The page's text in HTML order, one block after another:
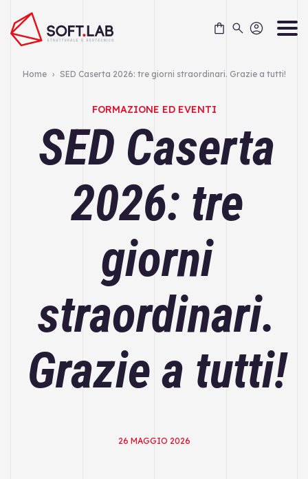
content
Home › SED Caserta 2026: tre giorni straordinari. Grazie a tutti!
FORMAZIONE ED EVENTI
SED Caserta
2026: tre
giorni
straordinari.
Grazie a tutti!
26 MAGGIO 2026